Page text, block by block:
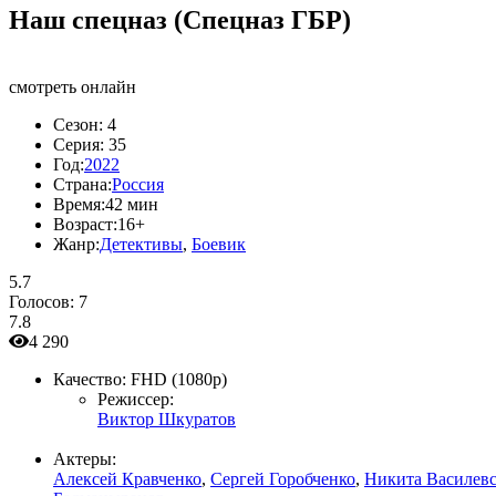
Наш спецназ (Спецназ ГБР)
смотреть онлайн
Сезон: 4
Серия: 35
Год:2022
Страна:Россия
Время:42 мин
Возраст:16+
Жанр:Детективы, Боевик
5.7
Голосов: 7
7.8
4 290
Качество: FHD (1080p)
Режиссер:
Виктор Шкуратов
Актеры:
Алексей Кравченко, Сергей Горобченко, Никита